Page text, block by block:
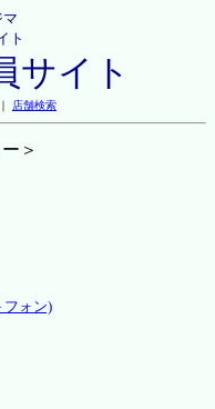
ト
サイト
｜ 店舗検索
＞
フォン)